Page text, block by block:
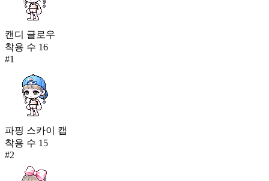
캔디 글로우
착용 수 16
#1
파핑 스카이 캡
착용 수 15
#2